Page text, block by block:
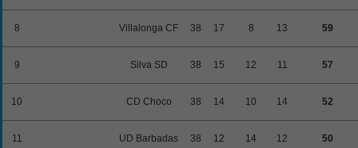
8 Villalonga CF 38 17 8 13 59
9 Silva SD 38 15 12 11 57
10 CD Choco 38 14 10 14 52
11 UD Barbadas 38 12 14 12 50